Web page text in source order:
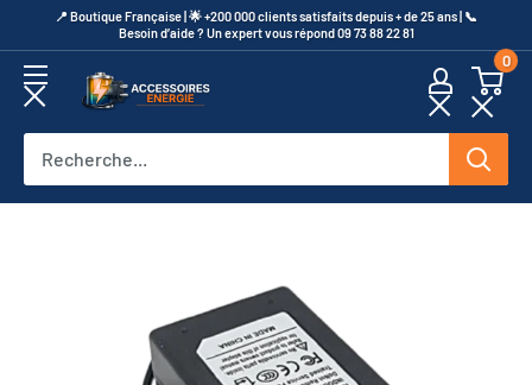
au
contenu
​📍​ Boutique Française | 🌟 +200 000 clients satisfaits depuis + de 25 ans | 📞​
Besoin d’aide ? Un expert vous répond 09 73 88 22 81
Accessoires
0